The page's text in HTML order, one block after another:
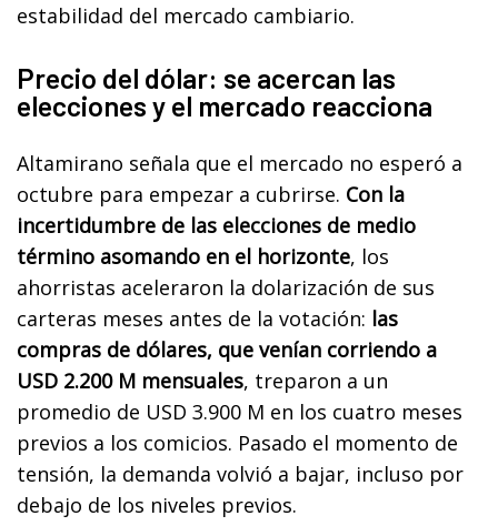
estabilidad del mercado cambiario.
Precio del dólar: se acercan las
elecciones y el mercado reacciona
Altamirano señala que el mercado no esperó a
octubre para empezar a cubrirse. Con la
incertidumbre de las elecciones de medio
término asomando en el horizonte, los
ahorristas aceleraron la dolarización de sus
carteras meses antes de la votación: las
compras de dólares, que venían corriendo a
USD 2.200 M mensuales, treparon a un
promedio de USD 3.900 M en los cuatro meses
previos a los comicios. Pasado el momento de
tensión, la demanda volvió a bajar, incluso por
debajo de los niveles previos.